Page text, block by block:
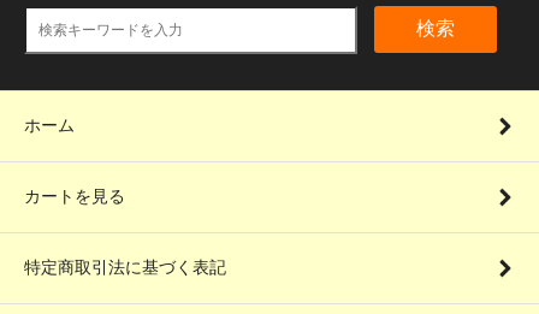
検索
ホーム
カートを見る
特定商取引法に基づく表記